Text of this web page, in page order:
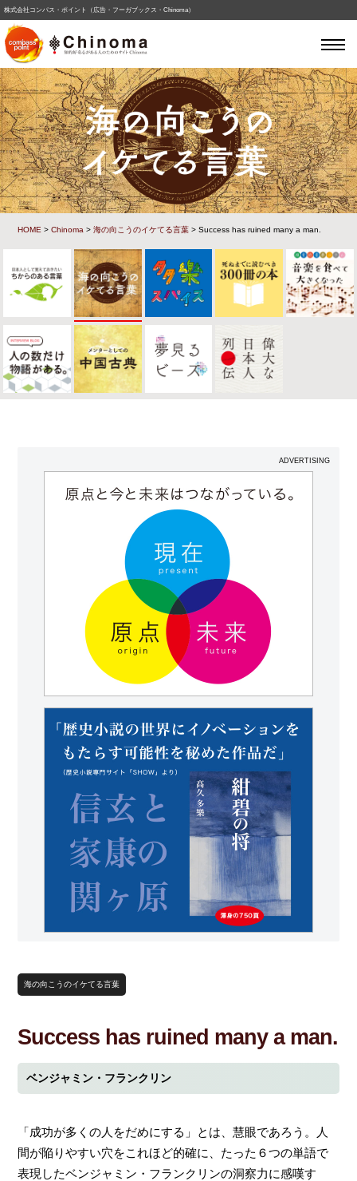
株式会社コンパス・ポイント（広告・フーガブックス・Chinoma）
HOME >Chinoma >海の向こうのイケてる言葉 > Success has ruined many a man.
ADVERTISING
海の向こうのイケてる言葉
Success has ruined many a man.
ベンジャミン・フランクリン
「成功が多くの人をだめにする」とは、慧眼であろう。人
間が陥りやすい穴をこれほど的確に、たった６つの単語で
表現したベンジャミン・フランクリンの洞察力に感嘆す